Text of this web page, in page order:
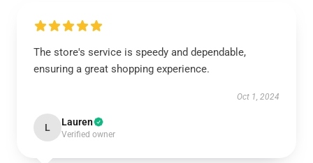
The store's service is speedy and dependable,
ensuring a great shopping experience.
Oct 1, 2024
L Lauren
Verified owner